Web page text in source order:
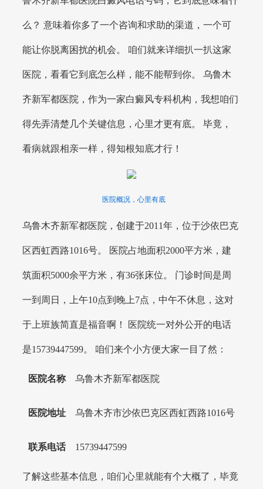
么？ 意味着你多了一个咨询和求助的渠道，一个可
能让你脱离困扰的机会。 咱们就来详细扒一扒这家
医院，看看它到底怎么样，能不能帮到你。 乌鲁木
齐新军都医院，作为一家白癜风专科机构，我想咱们
得先弄清楚几个关键信息，心里才更有底。 毕竟，
看病就跟相亲一样，得知根知底才行！
医院概况，心里有底
乌鲁木齐新军都医院，创建于2011年，位于沙依巴克
区西虹西路1016号。 医院占地面积2000平方米，建
筑面积5000余平方米，有36张床位。 门诊时间是周
一到周日，上午10点到晚上7点，中午不休息，这对
于上班族简直是福音啊！ 医院统一对外公开的电话
是15739447599。 咱们来个小方便大家一目了然：
医院名称 乌鲁木齐新军都医院
医院地址 乌鲁木齐市沙依巴克区西虹西路1016号
联系电话 15739447599
了解这些基本信息，咱们心里就能有个大概了，毕竟